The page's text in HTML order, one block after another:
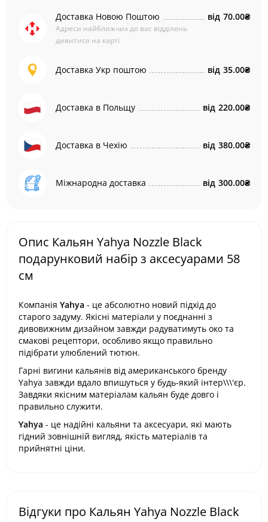
Доставка Новою Поштою
Адреси найближчих до вас відділень
дивитися на карті
від 70.00₴
Доставка Укр поштою від 35.00₴
Доставка в Польщу від 220.00₴
Доставка в Чехію від 380.00₴
Міжнародна доставка від 300.00₴
Опис Кальян Yahya Nozzle Black
подарунковий набір з аксесуарами 58
см
Компанія Yahya - це абсолютно новий підхід до
старого задуму. Якісні матеріали у поєднанні з
дивовижним дизайном завжди радуватимуть око та
смакові рецептори, особливо якщо правильно
підібрати улюблений тютюн.
Гарні вигини кальянів від американського бренду
Yahya завжди вдало впишуться у будь-який інтер\\\'єр.
Завдяки якісним матеріалам кальян буде довго і
правильно служити.
Yahya - це надійні кальяни та аксесуари, які мають
гідний зовнішній вигляд, якість матеріалів та
прийнятні ціни.
Відгуки про Кальян Yahya Nozzle Black